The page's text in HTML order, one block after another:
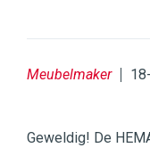
Meubelmaker
Geweldig! De